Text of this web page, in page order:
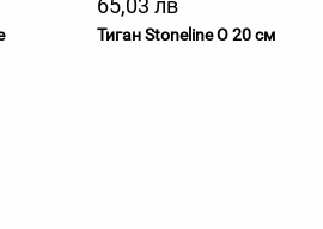
Тиган Stoneline O 20 см